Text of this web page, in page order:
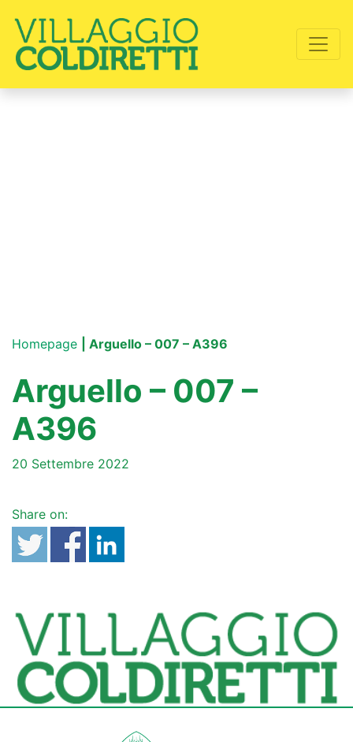
Homepage | Arguello – 007 – A396
Arguello – 007 –
A396
20 Settembre 2022
Share on: